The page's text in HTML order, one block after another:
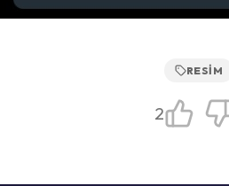
RESIM
2